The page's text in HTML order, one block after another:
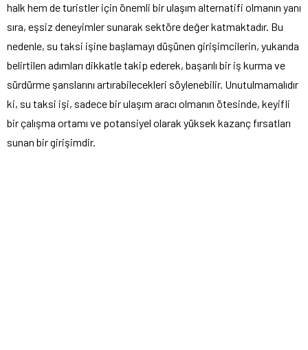
halk hem de turistler için önemli bir ulaşım alternatifi olmanın yanı
sıra, eşsiz deneyimler sunarak sektöre değer katmaktadır. Bu
nedenle, su taksi işine başlamayı düşünen girişimcilerin, yukarıda
belirtilen adımları dikkatle takip ederek, başarılı bir iş kurma ve
sürdürme şanslarını artırabilecekleri söylenebilir. Unutulmamalıdır
ki, su taksi işi, sadece bir ulaşım aracı olmanın ötesinde, keyifli
bir çalışma ortamı ve potansiyel olarak yüksek kazanç fırsatları
sunan bir girişimdir.